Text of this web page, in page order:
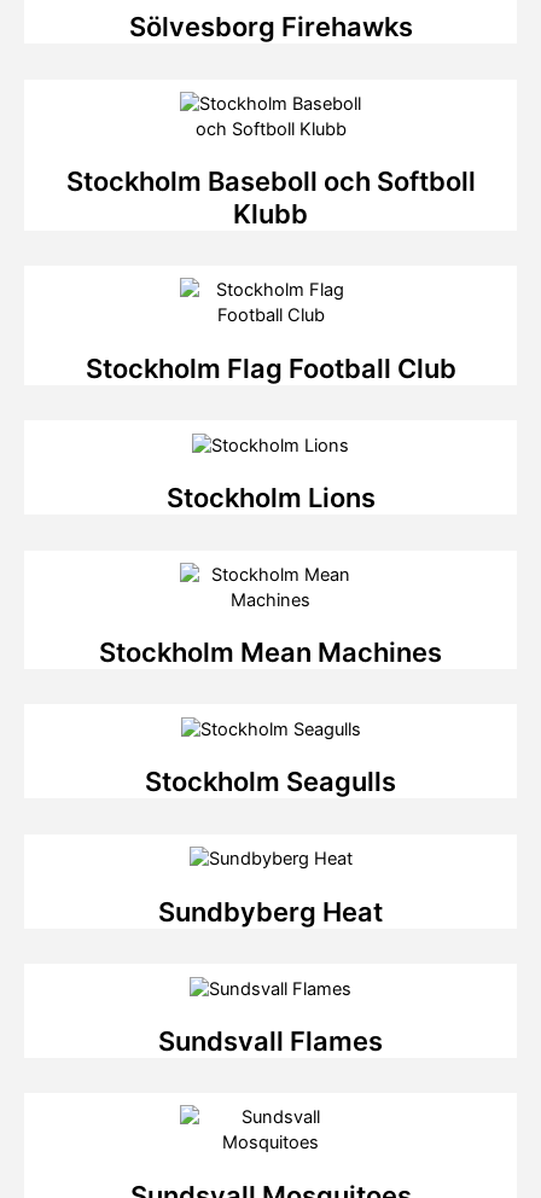
Sölvesborg Firehawks
Stockholm Baseboll och Softboll
Klubb
Stockholm Flag Football Club
Stockholm Lions
Stockholm Mean Machines
Stockholm Seagulls
Sundbyberg Heat
Sundsvall Flames